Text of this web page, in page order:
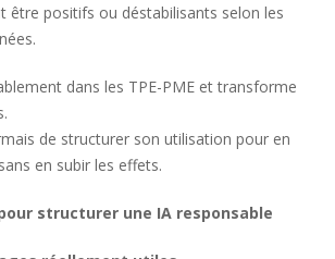
être positifs ou déstabilisants selon les
dans les TPE-PME et transforme
de structurer son utilisation pour en
en subir les effets.
structurer une IA responsable